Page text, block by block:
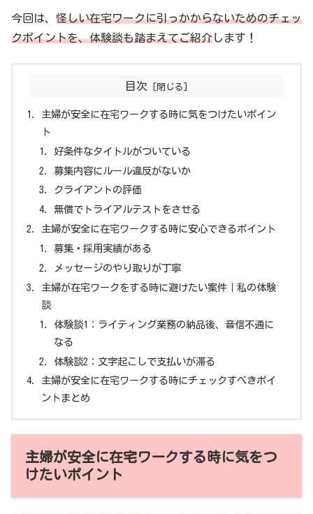
今回は、 怪しい在宅ワークに引っかからないためのチェッ
クポイントを、体験談も踏まえてご紹介します！
目次
主婦が安全に在宅ワークする時に気をつけたいポイン
ト
好条件なタイトルがついている
募集内容にルール違反がないか
クライアントの評価
無償でトライアルテストをさせる
主婦が安全に在宅ワークする時に安心できるポイント
募集・採用実績がある
メッセージのやり取りが丁寧
主婦が在宅ワークをする時に避けたい案件｜私の体験
談
体験談1：ライティング業務の納品後、音信不通に
なる
体験談2：文字起こしで支払いが滞る
主婦が安全に在宅ワークする時にチェックすべきポイ
ントまとめ
主婦が安全に在宅ワークする時に気をつ
けたいポイント